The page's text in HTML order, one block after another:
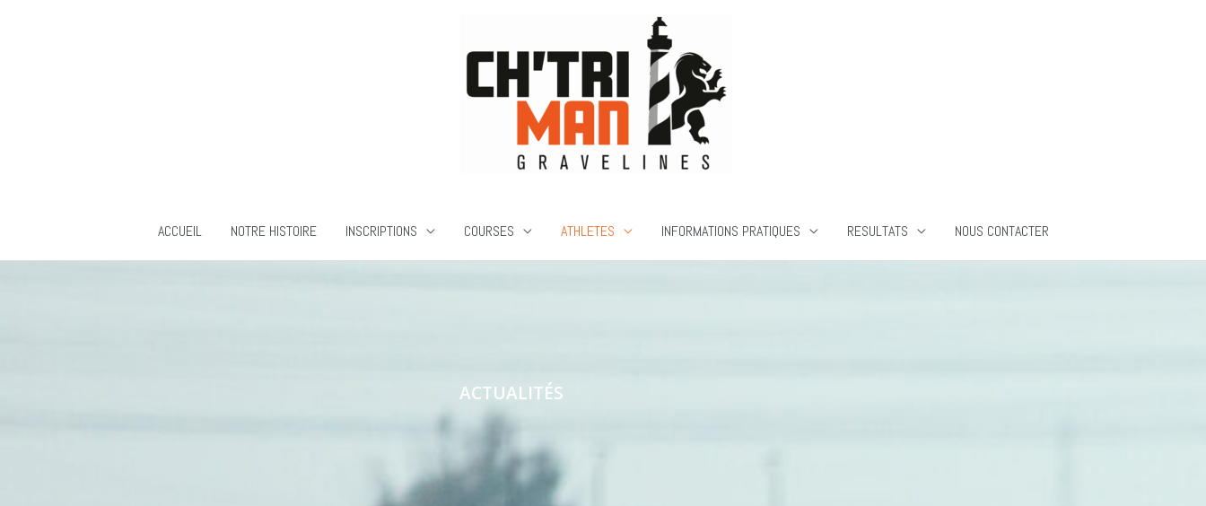
ACCUEIL NOTRE HISTOIRE INSCRIPTIONS COURSES ATHLETES INFORMATIONS PRATIQUES RESULTATS NOUS CONTACTER
ACTUALITÉS